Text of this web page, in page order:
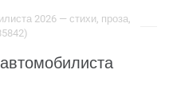
2026 — стихи, проза,